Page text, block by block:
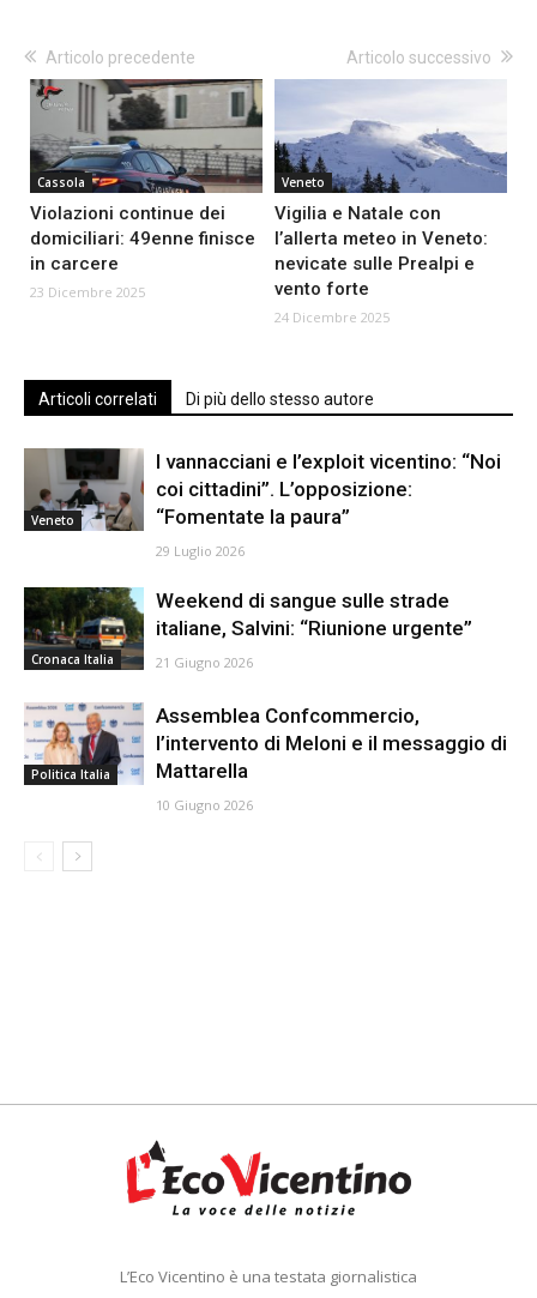
Articolo precedente
Cassola
Violazioni continue dei
domiciliari: 49enne finisce
in carcere
23 Dicembre 2025
Articolo successivo
Veneto
Vigilia e Natale con
l’allerta meteo in Veneto:
nevicate sulle Prealpi e
vento forte
24 Dicembre 2025
Articoli correlati Di più dello stesso autore
Veneto
I vannacciani e l’exploit vicentino: “Noi
coi cittadini”. L’opposizione:
“Fomentate la paura”
29 Luglio 2026
Cronaca Italia
Weekend di sangue sulle strade
italiane, Salvini: “Riunione urgente”
21 Giugno 2026
Politica Italia
Assemblea Confcommercio,
l’intervento di Meloni e il messaggio di
Mattarella
10 Giugno 2026
L’Eco Vicentino è una testata giornalistica